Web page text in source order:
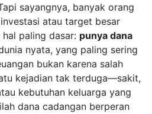
sayangnya, banyak orang
atau target besar
paling dasar: punya dana
nyata, yang paling sering
bukan karena salah
kejadian tak terduga—sakit,
kebutuhan keluarga yang
dana cadangan berperan